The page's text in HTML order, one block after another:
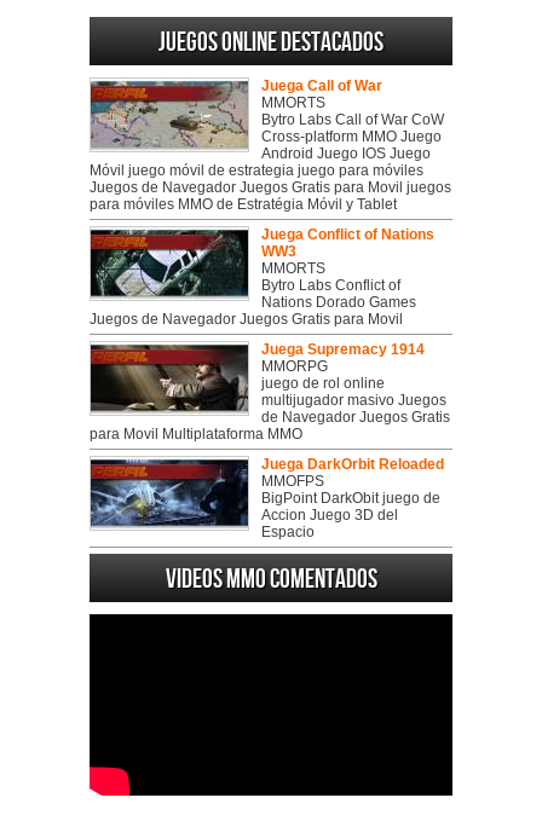
Juegos online destacados
Juega Call of War
MMORTS
Bytro Labs Call of War CoW
Cross-platform MMO Juego
Android Juego IOS Juego
Móvil juego móvil de estrategia juego para móviles
Juegos de Navegador Juegos Gratis para Movil juegos
para móviles MMO de Estratégia Móvil y Tablet
Juega Conflict of Nations
WW3
MMORTS
Bytro Labs Conflict of
Nations Dorado Games
Juegos de Navegador Juegos Gratis para Movil
Juega Supremacy 1914
MMORPG
juego de rol online
multijugador masivo Juegos
de Navegador Juegos Gratis
para Movil Multiplataforma MMO
Juega DarkOrbit Reloaded
MMOFPS
BigPoint DarkObit juego de
Accion Juego 3D del
Espacio
Videos MMO Comentados